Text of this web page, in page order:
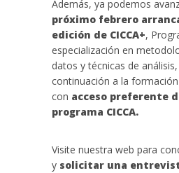
Además, ya podemos
próximo febrero
edición de CICCA+,
especialización en
datos y técnicas de
continuación a la
con acceso preferente
programa CICCA.
Visite nuestra web para
y solicitar una